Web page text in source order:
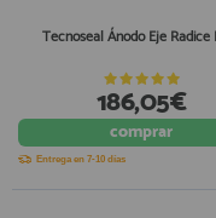
Tecnoseal Ánodo Eje Radice
186,05€
comprar
Entrega en 7-10 días